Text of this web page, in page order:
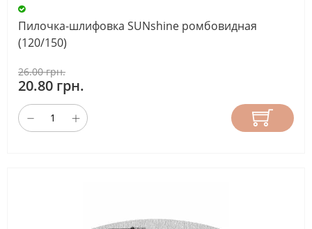
Пилочка-шлифовка SUNshine ромбовидная
(120/150)
26.00 грн.
20.80 грн.